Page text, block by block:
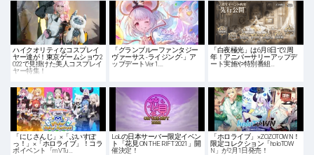
ハイクオリティなコスプレイ
ヤー達が！東京ゲームショウ2
022で見掛けた美人コスプレイ
ヤー特集！
「グランブルーファンタジー
ヴァーサス -ライジング-」ア
ップデートVer 1.…
「白夜極光」は6月8日で2周
年！アニバーサリーアップデ
ート実施や特別番組…
「にじさんじ」×「ぶいすぽ
っ！」×「ホロライブ」！コラ
ボイベント「m VTu…
LoLの日本サーバー限定イベン
ト「花見 ON THE RIFT 2021」開
催決定！
「ホロライブ」×ZOZOTOWN！
限定コレクション「holoTOW
N」が2月1日発売！